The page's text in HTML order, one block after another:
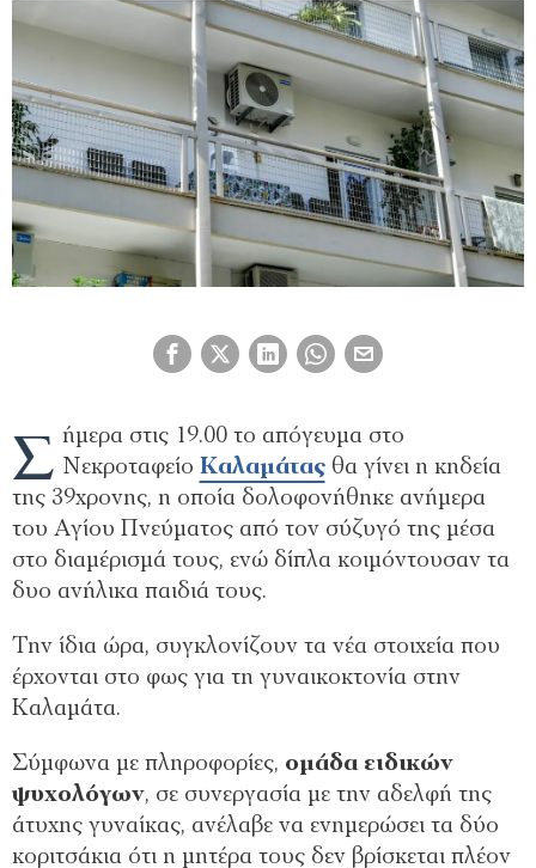
Σ ήμερα στις 19.00 το απόγευμα στο
Νεκροταφείο Καλαμάτας θα γίνει η κηδεία
της 39χρονης, η οποία δολοφονήθηκε ανήμερα
του Αγίου Πνεύματος από τον σύζυγό της μέσα
στο διαμέρισμά τους, ενώ δίπλα κοιμόντουσαν τα
δυο ανήλικα παιδιά τους.
Την ίδια ώρα, συγκλονίζουν τα νέα στοιχεία που
έρχονται στο φως για τη γυναικοκτονία στην
Καλαμάτα.
Σύμφωνα με πληροφορίες, ομάδα ειδικών
ψυχολόγων, σε συνεργασία με την αδελφή της
άτυχης γυναίκας, ανέλαβε να ενημερώσει τα δύο
κοριτσάκια ότι η μητέρα τους δεν βρίσκεται πλέον